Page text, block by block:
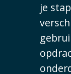
je